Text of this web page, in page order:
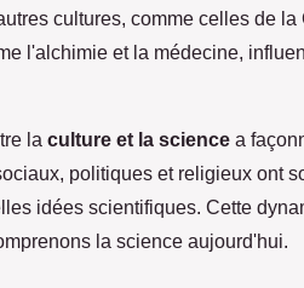
cultures, comme celles de
l'alchimie et la médecine,
la culture et la science a
politiques et religieux ont
idées scientifiques. Cette
la science aujourd'hui.